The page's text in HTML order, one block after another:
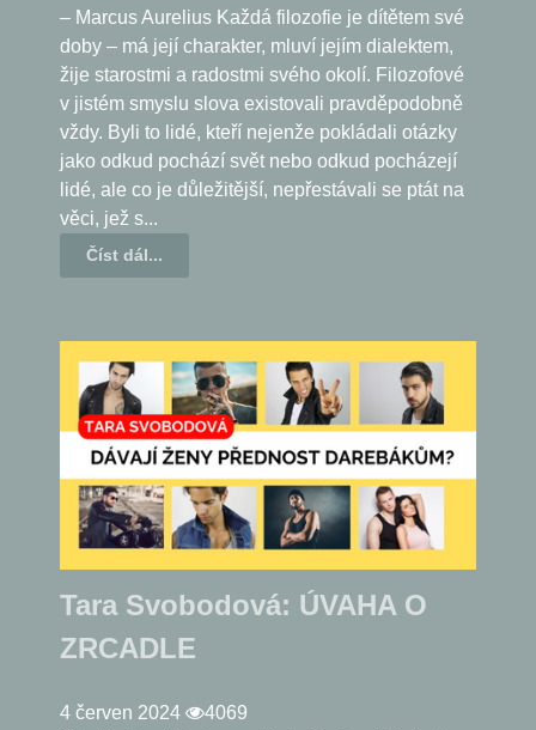
– Marcus Aurelius Každá filozofie je dítětem své
doby – má její charakter, mluví jejím dialektem,
žije starostmi a radostmi svého okolí. Filozofové
v jistém smyslu slova existovali pravděpodobně
vždy. Byli to lidé, kteří nejenže pokládali otázky
jako odkud pochází svět nebo odkud pocházejí
lidé, ale co je důležitější, nepřestávali se ptát na
věci, jež s...
Číst dál...
Tara Svobodová: ÚVAHA O
ZRCADLE
4 červen 2024
4069